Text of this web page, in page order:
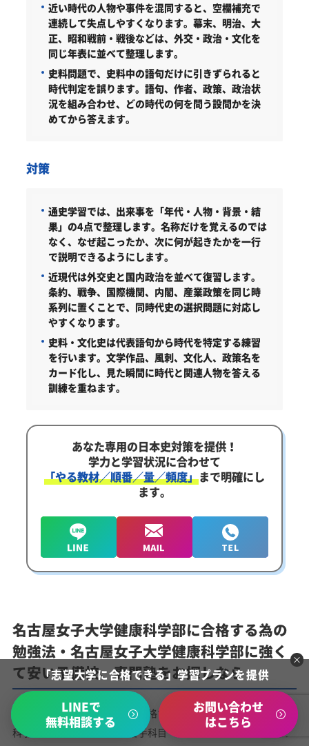
近い時代の人物や事件を混同すると、空欄補充で
連続して失点しやすくなります。幕末、明治、大
正、昭和戦前・戦後などは、外交・政治・文化を
同じ年表に並べて整理します。
史料問題で、史料中の語句だけに引きずられると
時代判定を誤ります。語句、作者、政策、政治状
況を組み合わせ、どの時代の何を問う設問かを決
めてから答えます。
対策
通史学習では、出来事を「年代・人物・背景・結
果」の4点で整理します。 名称だけを覚えるのでは
なく、なぜ起こったか、次に何が起きたかを一行
で説明できるようにします。
近現代は外交史と国内政治を並べて復習します。
条約、戦争、国際機関、内閣、産業政策を同じ時
系列に置くことで、同時代史の選択問題に対応し
やすくなります。
史料・文化史は代表語句から時代を特定する練習
を行います。 文学作品、風刺、文化人、政策名を
カード化し、見た瞬間に時代と関連人物を答える
訓練を重ねます。
あなた専用の日本史対策を提供！
学力と学習状況に合わせて
「やる教材／順番／量／頻度」まで明確にし
ます。
名古屋女子大学健康科学部に合格する為の
勉強法・名古屋女子大学健康科学部に強く
て安い予備校、専門塾をお探しなら
名古屋女子大学健康科学部に合格するには、名古屋女子大学健康
科学部の入試科目に対して苦手科目・苦手分野で合格ボーダーラ
「志望大学に合格できる」学習プランを提供
LINEで
無料相談する
お問い合わせ
はこちら